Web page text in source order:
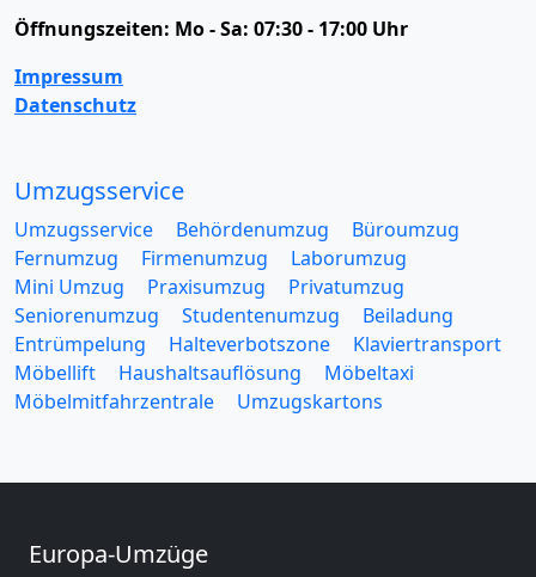
Öffnungszeiten: Mo - Sa: 07:30 - 17:00 Uhr
Impressum
Datenschutz
Umzugsservice
Umzugsservice Behördenumzug
Büroumzug
Fernumzug
Firmenumzug
Laborumzug
Mini Umzug
Praxisumzug
Privatumzug
Seniorenumzug
Studentenumzug
Beiladung
Entrümpelung
Halteverbotszone
Klaviertransport
Möbellift
Haushaltsauflösung
Möbeltaxi
Möbelmitfahrzentrale
Umzugskartons
Europa-Umzüge